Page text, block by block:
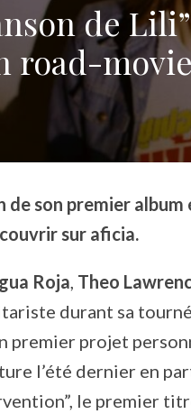
de
road-movie
son premier
sur aficia.
Roja, Theo
durant sa
premier projet
l’été dernier en
le premier